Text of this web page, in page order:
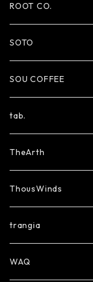
ROOT CO.
SOTO
SOU COFFEE
tab.
TheArth
ThousWinds
trangia
WAQ